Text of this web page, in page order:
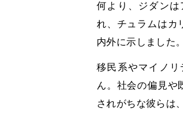
何より、ジダンは
れ、チュラムはカ
内外に示しました。
移民系やマイノ
ん。社会の偏見や
されがちな彼らは